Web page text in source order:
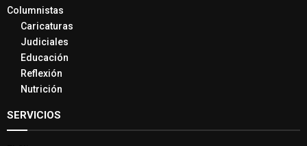
Columnistas
Caricaturas
Judiciales
Educación
Reflexión
Nutrición
SERVICIOS